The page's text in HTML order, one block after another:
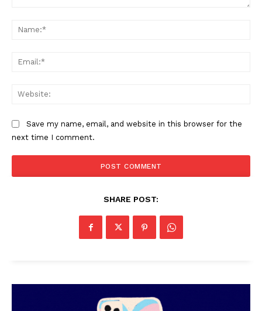
PALA VISION
Save my name, email, and website in this browser for the
next time I comment.
SHARE POST: